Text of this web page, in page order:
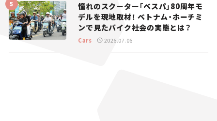
憧れのスクーター「ベスパ」80周年モ
デルを現地取材！ ベトナム・ホーチミ
ンで見たバイク社会の実態とは？
Cars 2026.07.06